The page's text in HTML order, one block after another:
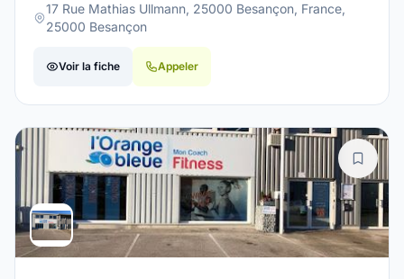
17 Rue Mathias Ullmann, 25000 Besançon, France,
25000 Besançon
Voir la fiche Appeler